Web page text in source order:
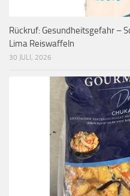
Rückruf: Gesundheitsgefahr –
Lima Reiswaffeln
30 JULI, 2026